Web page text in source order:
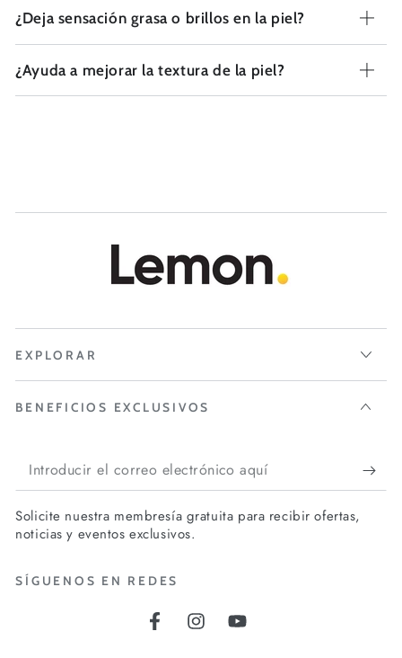
¿Deja sensación grasa o brillos en la piel?
¿Ayuda a mejorar la textura de la piel?
EXPLORAR
BENEFICIOS EXCLUSIVOS
Introducir
el
correo
aquí
Solicite nuestra membresía gratuita para recibir ofertas,
noticias y eventos exclusivos.
SÍGUENOS EN REDES
FacebookInstagramYouTube